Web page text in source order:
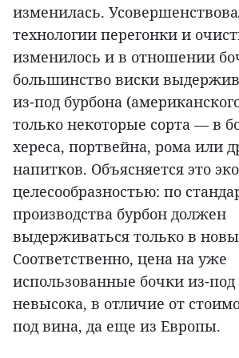
изменилась.
технологии перегонки и
изменилось и в отношении
большинство виски
из-под бурбона
только некоторые сорта — в
хереса, портвейна, рома или
напитков. Объясняется это
целесообразностью: по
производства бурбон должен
выдерживаться только в
Соответственно, цена на уже
использованные бочки из-под
невысока, в отличие от
под вина, да еще из Европы.